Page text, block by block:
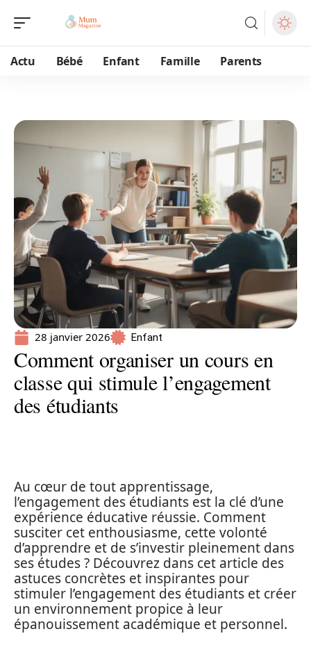
Actu Bébé Enfant Famille Parents
28 janvier 2026 Enfant
Comment organiser un cours en
classe qui stimule l’engagement
des étudiants
Au cœur de tout apprentissage,
l’engagement des étudiants est la clé d’une
expérience éducative réussie. Comment
susciter cet enthousiasme, cette volonté
d’apprendre et de s’investir pleinement dans
ses études ? Découvrez dans cet article des
astuces concrètes et inspirantes pour
stimuler l’engagement des étudiants et créer
un environnement propice à leur
épanouissement académique et personnel.